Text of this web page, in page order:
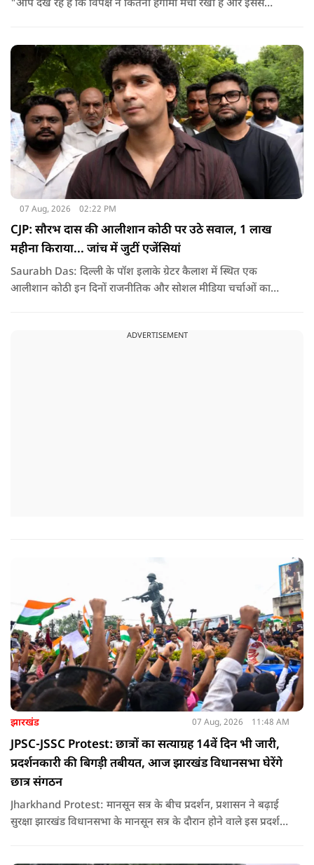
"आप देख रहे हैं कि विपक्ष ने कितना हंगामा मचा रखा है और इससे
देश के सामने साफ हो रही है. और जब हारते हैं, तो रोना रोते हैं."
07 Aug, 2026 02:22 PM
CJP: सौरभ दास की आलीशान कोठी पर उठे सवाल, 1 लाख
महीना किराया... जांच में जुटीं एजेंसियां
Saurabh Das: दिल्ली के पॉश इलाके ग्रेटर कैलाश में स्थित एक
आलीशान कोठी इन दिनों राजनीतिक और सोशल मीडिया चर्चाओं का
ADVERTISEMENT
झारखंड 07 Aug, 2026 11:48 AM
JPSC-JSSC Protest: छात्रों का सत्याग्रह 14वें दिन भी जारी,
प्रदर्शनकारी की बिगड़ी तबीयत, आज झारखंड विधानसभा घेरेंगे
छात्र संगठन
Jharkhand Protest: मानसून सत्र के बीच प्रदर्शन, प्रशासन ने बढ़ाई
सुरक्षा झारखंड विधानसभा के मानसून सत्र के दौरान होने वाले इस प्रदर्शन